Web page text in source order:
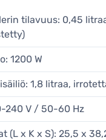
tilavuus: 0,45
1200 W
1,8 litraa,
240 V / 50-60 Hz
(L x K x S): 25,5 x